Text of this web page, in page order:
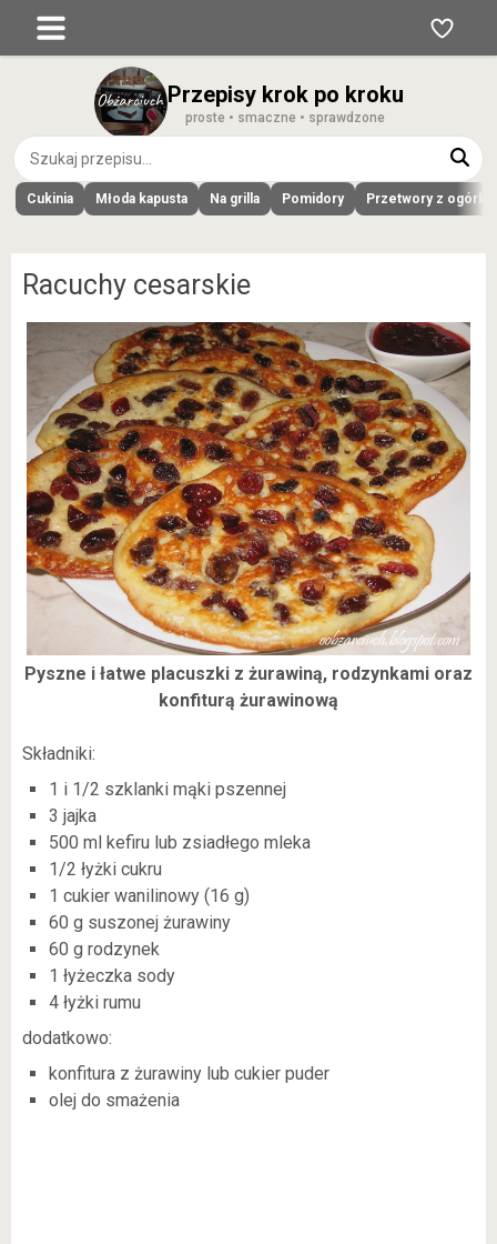
Przepisy krok po kroku
proste • smaczne • sprawdzone
Cukinia Młoda kapusta Na grilla Pomidory Przetwory z
Racuchy cesarskie
Pyszne i łatwe placuszki z żurawiną, rodzynkami oraz
konfiturą żurawinową
Składniki:
1 i 1/2 szklanki mąki pszennej
3 jajka
500 ml kefiru lub zsiadłego mleka
1/2 łyżki cukru
1 cukier wanilinowy (16 g)
60 g suszonej żurawiny
60 g rodzynek
1 łyżeczka sody
4 łyżki rumu
dodatkowo:
konfitura z żurawiny lub cukier puder
olej do smażenia